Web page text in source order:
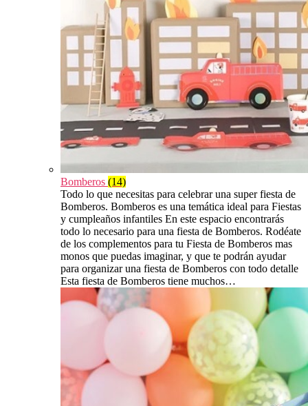
Bomberos (14)
Todo lo que necesitas para celebrar una super fiesta de
Bomberos. Bomberos es una temática ideal para Fiestas
y cumpleaños infantiles En este espacio encontrarás
todo lo necesario para una fiesta de Bomberos. Rodéate
de los complementos para tu Fiesta de Bomberos mas
monos que puedas imaginar, y que te podrán ayudar
para organizar una fiesta de Bomberos con todo detalle
Esta fiesta de Bomberos tiene muchos…